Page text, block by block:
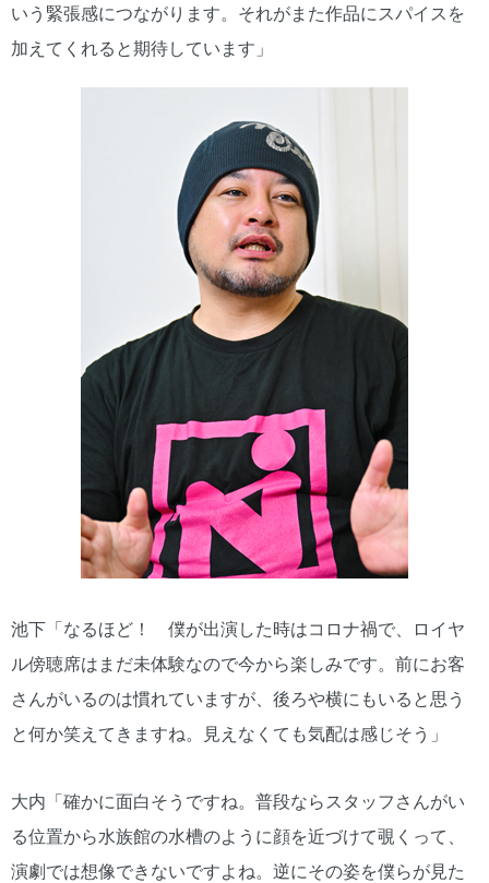
いう緊張感につながります。それがまた作品にスパイスを
加えてくれると期待しています」
池下「なるほど！ 僕が出演した時はコロナ禍で、ロイヤ
ル傍聴席はまだ未体験なので今から楽しみです。前にお客
さんがいるのは慣れていますが、後ろや横にもいると思う
と何か笑えてきますね。見えなくても気配は感じそう」
大内「確かに面白そうですね。普段ならスタッフさんがい
る位置から水族館の水槽のように顔を近づけて覗くって、
演劇では想像できないですよね。逆にその姿を僕らが見た